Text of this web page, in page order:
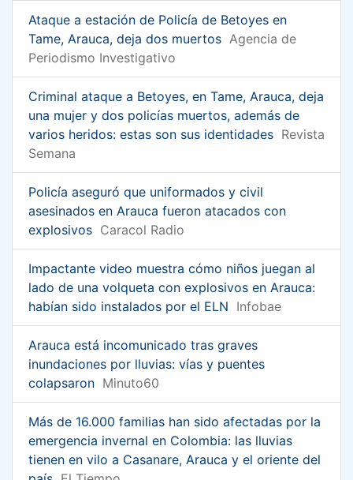
Ataque a estación de Policía de Betoyes en
Tame, Arauca, deja dos muertos Agencia de
Periodismo Investigativo
Criminal ataque a Betoyes, en Tame, Arauca, deja
una mujer y dos policías muertos, además de
varios heridos: estas son sus identidades Revista
Semana
Policía aseguró que uniformados y civil
asesinados en Arauca fueron atacados con
explosivos Caracol Radio
Impactante video muestra cómo niños juegan al
lado de una volqueta con explosivos en Arauca:
habían sido instalados por el ELN Infobae
Arauca está incomunicado tras graves
inundaciones por lluvias: vías y puentes
colapsaron Minuto60
Más de 16.000 familias han sido afectadas por la
emergencia invernal en Colombia: las lluvias
tienen en vilo a Casanare, Arauca y el oriente del